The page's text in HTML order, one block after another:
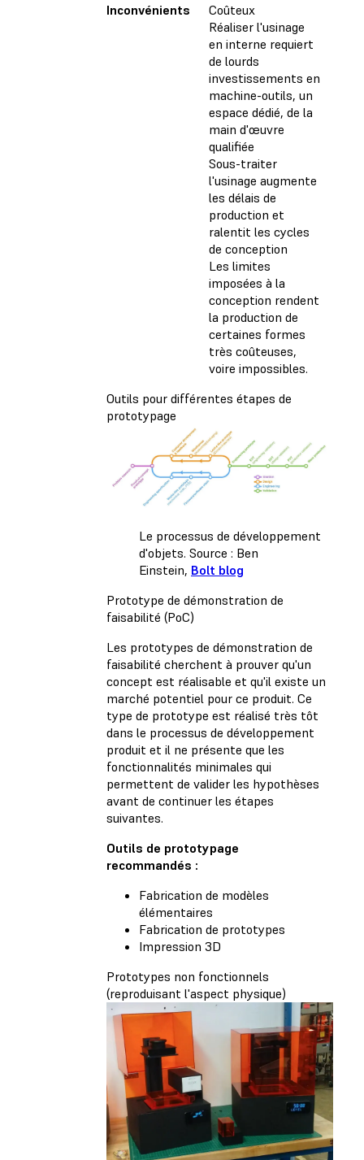
Inconvénients
Coûteux
Réaliser l'usinage
en interne requiert
de lourds
investissements en
machine-outils, un
espace dédié, de la
main d'œuvre
qualifiée
Sous-traiter
l'usinage augmente
les délais de
production et
ralentit les cycles
de conception
Les limites
imposées à la
conception rendent
la production de
certaines formes
très coûteuses,
voire impossibles.
Outils pour différentes étapes de
prototypage
Le processus de développement
d'objets. Source : Ben
Einstein, Bolt blog
Prototype de démonstration de
faisabilité (PoC)
Les prototypes de démonstration de
faisabilité cherchent à prouver qu'un
concept est réalisable et qu'il existe un
marché potentiel pour ce produit. Ce
type de prototype est réalisé très tôt
dans le processus de développement
produit et il ne présente que les
fonctionnalités minimales qui
permettent de valider les hypothèses
avant de continuer les étapes
suivantes.
Outils de prototypage
recommandés :
Fabrication de modèles
élémentaires
Fabrication de prototypes
Impression 3D
Prototypes non fonctionnels
(reproduisant l'aspect physique)